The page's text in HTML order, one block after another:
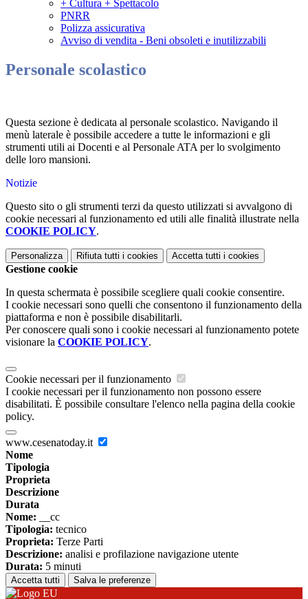
+ Cultura + Spettacolo
PNRR
Polizza assicurativa
Avviso di vendita - Beni obsoleti e inutilizzabili
Personale scolastico
Questa sezione è dedicata al personale scolastico. Navigando il
menù laterale è possibile accedere a tutte le informazioni e gli
strumenti utili ai Docenti e al Personale ATA per lo svolgimento
delle loro mansioni.
Notizie
Questo sito o gli strumenti terzi da questo utilizzati si avvalgono di
cookie necessari al funzionamento ed utili alle finalità illustrate nella
COOKIE POLICY.
Personalizza Rifiuta tutti i cookies Accetta tutti i cookies
Gestione cookie
In questa schermata è possibile scegliere quali cookie consentire.
I cookie necessari sono quelli che consentono il funzionamento della
piattaforma e non è possibile disabilitarli.
Per conoscere quali sono i cookie necessari al funzionamento potete
visionare la COOKIE POLICY.
Cookie necessari per il funzionamento
I cookie necessari per il funzionamento non possono essere
disabilitati. È possibile consultare l'elenco nella pagina della cookie
policy.
www.cesenatoday.it
Nome
Tipologia
Proprieta
Descrizione
Durata
Nome: __cc
Tipologia: tecnico
Proprieta: Terze Parti
Descrizione: analisi e profilazione navigazione utente
Durata: 5 minuti
Accetta tutti Salva le preferenze